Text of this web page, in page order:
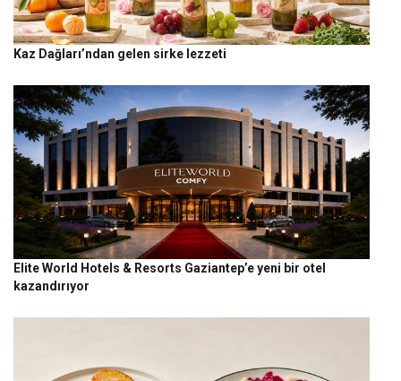
Kaz Dağları’ndan gelen sirke lezzeti
Elite World Hotels & Resorts Gaziantep’e yeni bir otel
kazandırıyor